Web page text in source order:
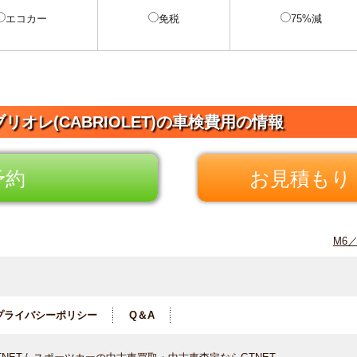
エコカー 免税 75%減
リオレ(CABRIOLET)の車検費用の情報
約 お見積も
M6
ライバシーポリシー Q＆A